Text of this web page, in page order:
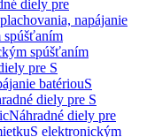
diely pre
napájanie
spúšťaním
spúšťaním
pre S
batériouS
diely pre S
Náhradné diely pre
S elektronickým